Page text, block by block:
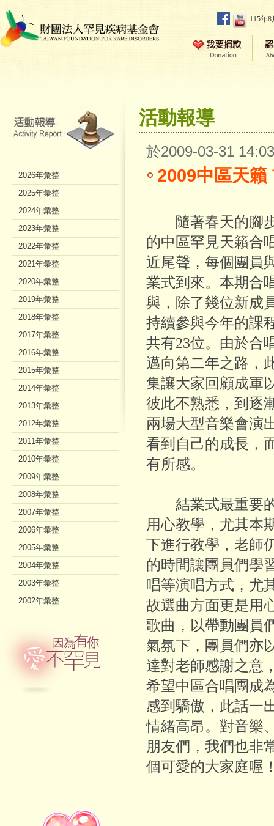
115年
活動報導
於2009-03-31
2009中區天籟
隨著春天的腳步
的中區罕見天籟合
近尾聲，每個團員
業式到來。本期合
與，除了幾位新成
持續參與今年的課
共有23位。由於合
邁向第二年之路，
集讓大家回顧成軍
彼此不熟悉，到逐
兩場大型音樂會演
看到自己的成長，
有所感。
結業式最重要的
用心教學，尤其本
下進行教學，老師
的時間讓團員們學
唱等演唱方式，尤
故選曲方面更是用
歌曲，以帶動團員
氣氛下，團員們亦
達對老師感謝之意
希望中區合唱團成
感到驕傲，此話一
情緒高昂。對音樂
朋友們，我們也非
個可愛的大家庭喔
2026年彙整
2025年彙整
2024年彙整
2023年彙整
2022年彙整
2021年彙整
2020年彙整
2019年彙整
2018年彙整
2017年彙整
2016年彙整
2015年彙整
2014年彙整
2013年彙整
2012年彙整
2011年彙整
2010年彙整
2009年彙整
2008年彙整
2007年彙整
2006年彙整
2005年彙整
2004年彙整
2003年彙整
2002年彙整